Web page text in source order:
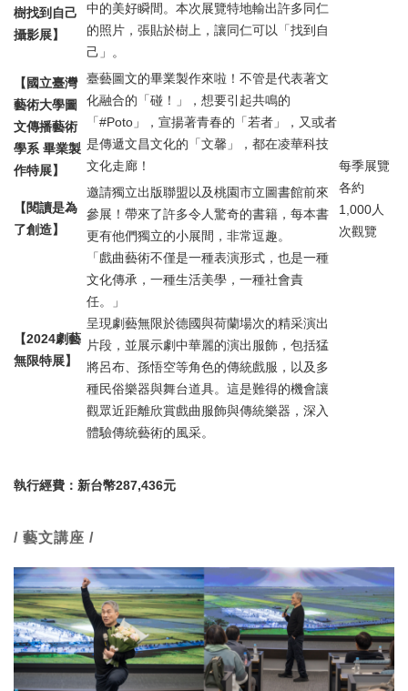
樹找到自己
攝影展】
中的美好瞬間。本次展覽特地輸出許多同仁
的照片，張貼於樹上，讓同仁可以「找到自
己」。
每季展覽
各約
1,000人
次觀覽
【國立臺灣
藝術大學圖
文傳播藝術
學系 畢業製
作特展】
臺藝圖文的畢業製作來啦！不管是代表著文
化融合的「碰！」，想要引起共鳴的
「#Poto」，宣揚著青春的「若者」，又或者
是傳遞文昌文化的「文馨」，都在凌華科技
文化走廊！
【閱讀是為
了創造】
邀請獨立出版聯盟以及桃園市立圖書館前來
參展！帶來了許多令人驚奇的書籍，每本書
更有他們獨立的小展間，非常逗趣。
【2024劇藝
無限特展】
「戲曲藝術不僅是一種表演形式，也是一種
文化傳承，一種生活美學，一種社會責
任。」
呈現劇藝無限於德國與荷蘭場次的精采演出
片段，並展示劇中華麗的演出服飾，包括猛
將呂布、孫悟空等角色的傳統戲服，以及多
種民俗樂器與舞台道具。這是難得的機會讓
觀眾近距離欣賞戲曲服飾與傳統樂器，深入
體驗傳統藝術的風采。
執行經費：新台幣287,436元
/ 藝文講座 /